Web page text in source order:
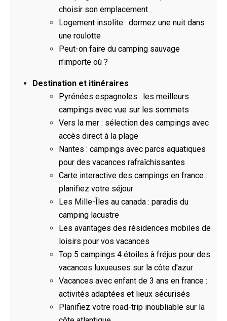
choisir son emplacement
Logement insolite : dormez une nuit dans
une roulotte
Peut-on faire du camping sauvage
n’importe où ?
Destination et itinéraires
Pyrénées espagnoles : les meilleurs
campings avec vue sur les sommets
Vers la mer : sélection des campings avec
accès direct à la plage
Nantes : campings avec parcs aquatiques
pour des vacances rafraîchissantes
Carte interactive des campings en france :
planifiez votre séjour
Les Mille-Îles au canada : paradis du
camping lacustre
Les avantages des résidences mobiles de
loisirs pour vos vacances
Top 5 campings 4 étoiles à fréjus pour des
vacances luxueuses sur la côte d’azur
Vacances avec enfant de 3 ans en france :
activités adaptées et lieux sécurisés
Planifiez votre road-trip inoubliable sur la